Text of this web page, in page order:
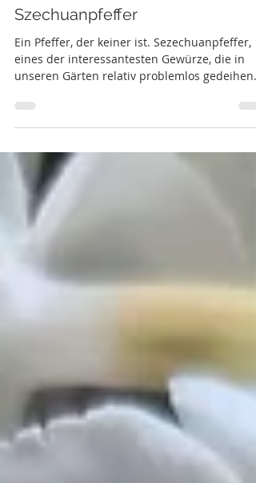
Szechuanpfeffer
Ein Pfeffer, der keiner ist. Sezechuanpfeffer,
eines der interessantesten Gewürze, die in
im eigenen Garten ziehen, beernten und
verwenden kannst.